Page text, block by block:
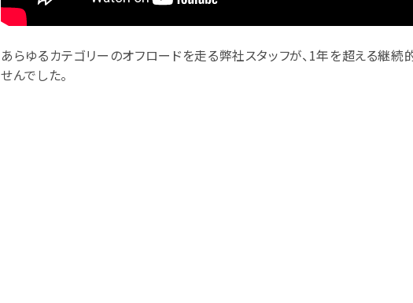
あらゆるカテゴリーのオフロードを走る弊社スタッフが、1年を超える継
せんでした。